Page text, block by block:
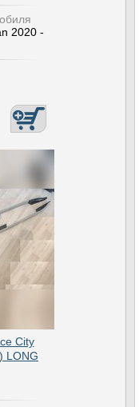
2020 -
City
LONG